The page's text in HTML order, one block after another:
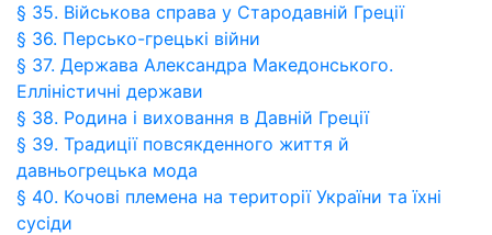
§ 35. Військова справа у Стародавній Греції
§ 36. Персько-грецькі війни
§ 37. Держава Александра Македонського.
Елліністичні держави
§ 38. Родина і виховання в Давній Греції
§ 39. Традиції повсякденного життя й
давньогрецька мода
§ 40. Кочові племена на території України та їхні
сусіди